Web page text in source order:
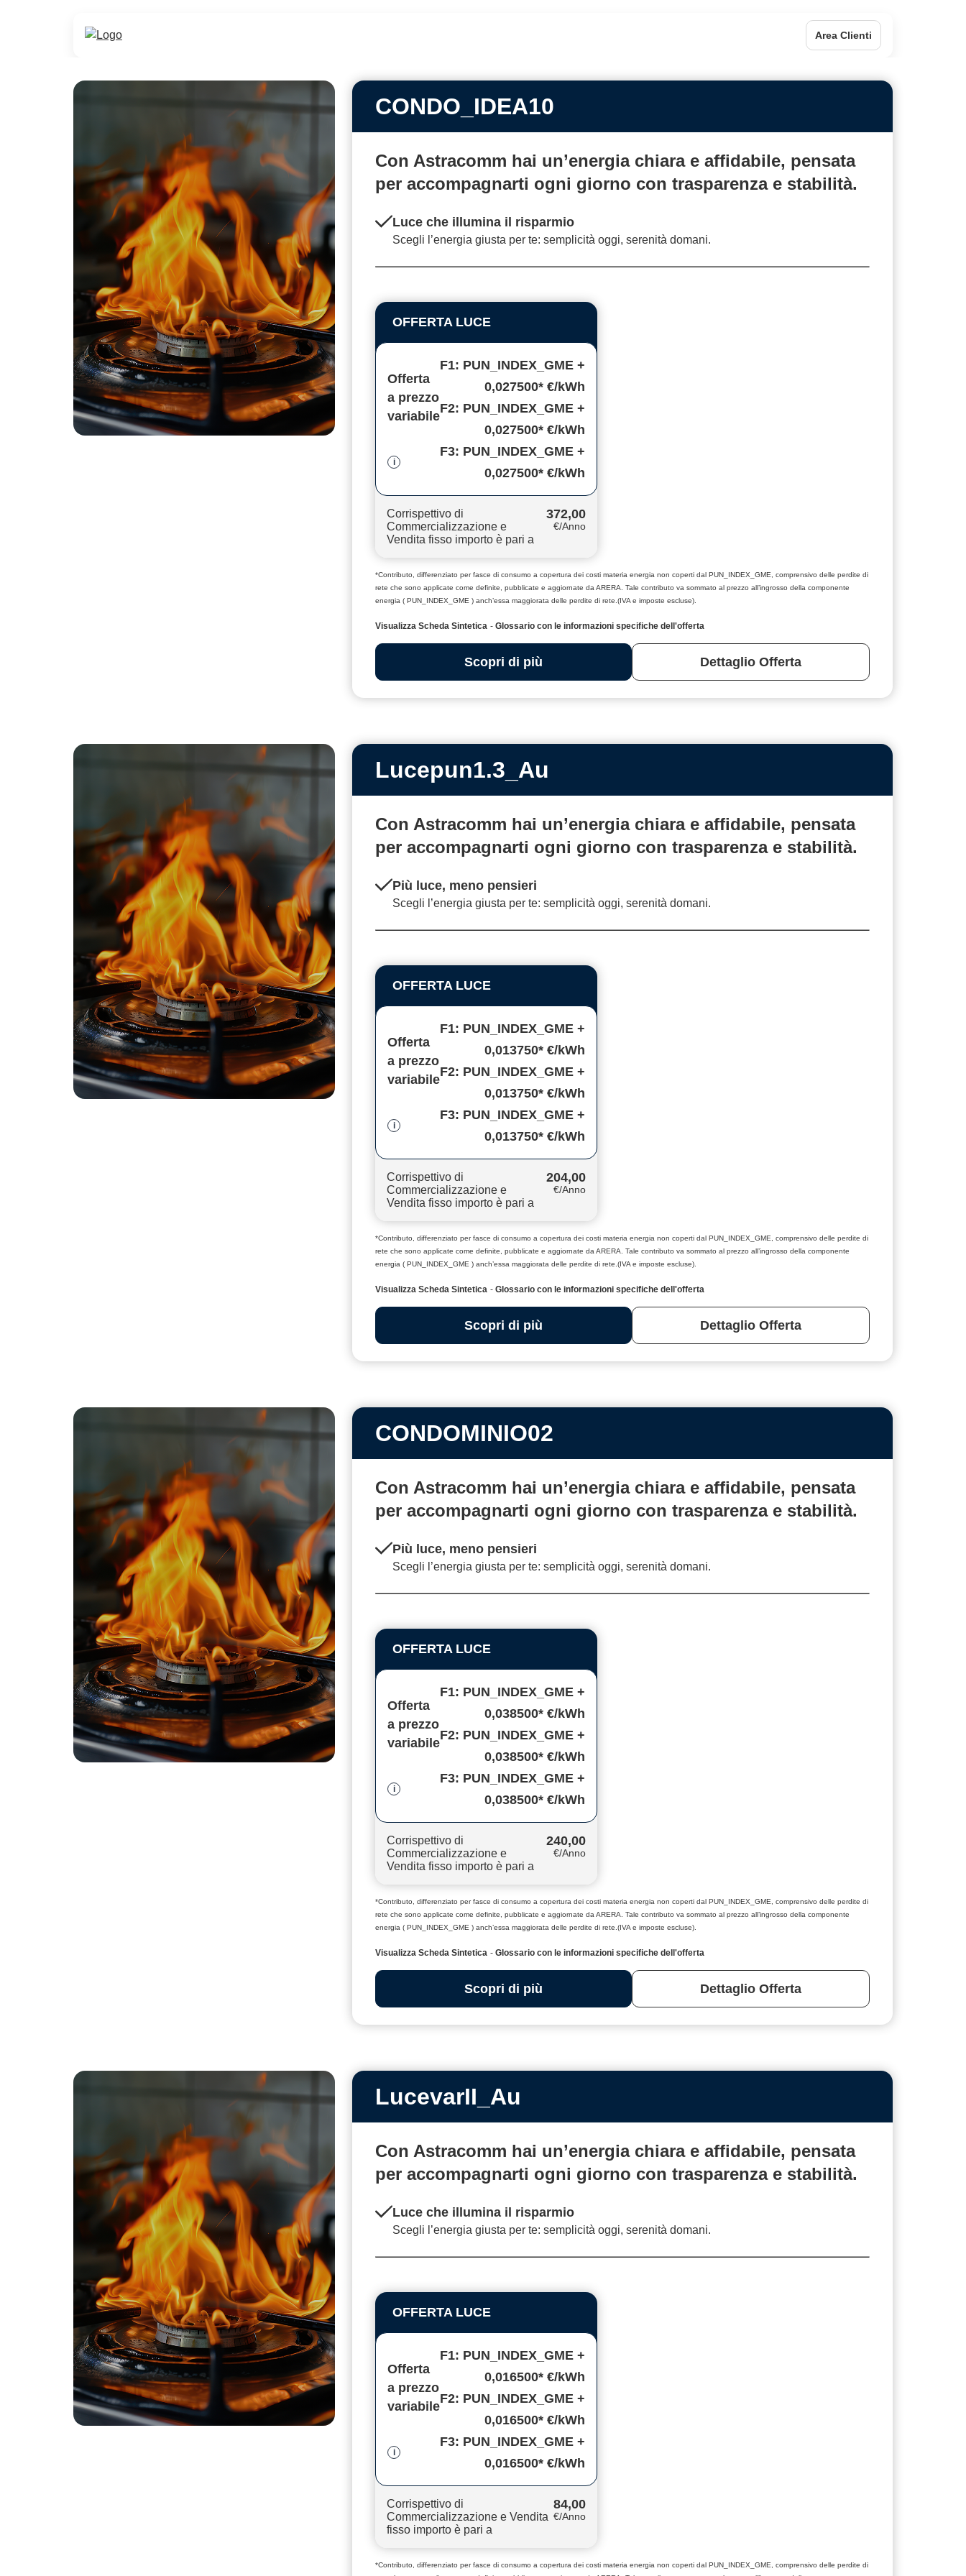
Area Clienti
CONDO_IDEA10
Con Astracomm hai un’energia chiarae affidabile, pensata
per accompagnarti ogni giorno con trasparenzae stabilità.
Luce che illumina il risparmio
Scegli l’energia giusta per te: semplicità oggi, serenità domani.
OFFERTA LUCE
Offerta
a prezzo
variabile
i
F1: PUN_INDEX_GME +
0,027500* €/kWh
F2: PUN_INDEX_GME +
0,027500* €/kWh
F3: PUN_INDEX_GME +
0,027500* €/kWh
Corrispettivo di
Commercializzazione e
Vendita fisso importo è pari a
372,00
€/Anno
*Contributo, differenziato per fasce di consumo a copertura dei costi materia energia non coperti dal PUN_INDEX_GME, comprensivo delle perdite di
rete che sono applicate come definite, pubblicate e aggiornate da ARERA. Tale contributo va sommato al prezzo all’ingrosso della componente
energia ( PUN_INDEX_GME ) anch’essa maggiorata delle perdite di rete.(IVA e imposte escluse).
Visualizza Scheda Sintetica - Glossario con le informazioni specifiche dell'offerta
Dettaglio Offerta
Scopri di più
Lucepun1.3_Au
Con Astracomm hai un’energia chiarae affidabile, pensata
per accompagnarti ogni giorno con trasparenzae stabilità.
Più luce, meno pensieri
Scegli l’energia giusta per te: semplicità oggi, serenità domani.
OFFERTA LUCE
Offerta
a prezzo
variabile
i
F1: PUN_INDEX_GME +
0,013750* €/kWh
F2: PUN_INDEX_GME +
0,013750* €/kWh
F3: PUN_INDEX_GME +
0,013750* €/kWh
Corrispettivo di
Commercializzazione e
Vendita fisso importo è pari a
204,00
€/Anno
*Contributo, differenziato per fasce di consumo a copertura dei costi materia energia non coperti dal PUN_INDEX_GME, comprensivo delle perdite di
rete che sono applicate come definite, pubblicate e aggiornate da ARERA. Tale contributo va sommato al prezzo all’ingrosso della componente
energia ( PUN_INDEX_GME ) anch’essa maggiorata delle perdite di rete.(IVA e imposte escluse).
Visualizza Scheda Sintetica - Glossario con le informazioni specifiche dell'offerta
Dettaglio Offerta
Scopri di più
CONDOMINIO02
Con Astracomm hai un’energia chiarae affidabile, pensata
per accompagnarti ogni giorno con trasparenzae stabilità.
Più luce, meno pensieri
Scegli l’energia giusta per te: semplicità oggi, serenità domani.
OFFERTA LUCE
Offerta
a prezzo
variabile
i
F1: PUN_INDEX_GME +
0,038500* €/kWh
F2: PUN_INDEX_GME +
0,038500* €/kWh
F3: PUN_INDEX_GME +
0,038500* €/kWh
Corrispettivo di
Commercializzazione e
Vendita fisso importo è pari a
240,00
€/Anno
*Contributo, differenziato per fasce di consumo a copertura dei costi materia energia non coperti dal PUN_INDEX_GME, comprensivo delle perdite di
rete che sono applicate come definite, pubblicate e aggiornate da ARERA. Tale contributo va sommato al prezzo all’ingrosso della componente
energia ( PUN_INDEX_GME ) anch’essa maggiorata delle perdite di rete.(IVA e imposte escluse).
Visualizza Scheda Sintetica - Glossario con le informazioni specifiche dell'offerta
Dettaglio Offerta
Scopri di più
LucevarII_Au
Con Astracomm hai un’energia chiarae affidabile, pensata
per accompagnarti ogni giorno con trasparenzae stabilità.
Luce che illumina il risparmio
Scegli l’energia giusta per te: semplicità oggi, serenità domani.
OFFERTA LUCE
Offerta
a prezzo
variabile
i
F1: PUN_INDEX_GME +
0,016500* €/kWh
F2: PUN_INDEX_GME +
0,016500* €/kWh
F3: PUN_INDEX_GME +
0,016500* €/kWh
Corrispettivo di
Commercializzazione e Vendita
fisso importo è pari a
84,00
€/Anno
*Contributo, differenziato per fasce di consumo a copertura dei costi materia energia non coperti dal PUN_INDEX_GME, comprensivo delle perdite di